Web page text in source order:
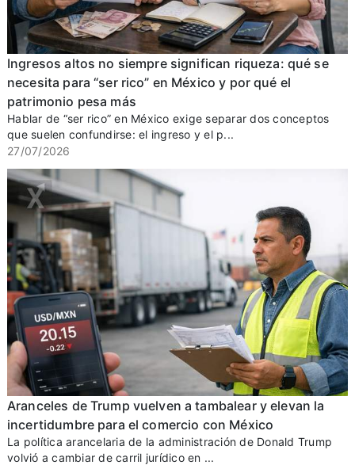
Ingresos altos no siempre significan riqueza: qué se
necesita para “ser rico” en México y por qué el
patrimonio pesa más
Hablar de “ser rico” en México exige separar dos conceptos
que suelen confundirse: el ingreso y el p...
27/07/2026
Aranceles de Trump vuelven a tambalear y elevan la
incertidumbre para el comercio con México
La política arancelaria de la administración de Donald Trump
volvió a cambiar de carril jurídico en ...